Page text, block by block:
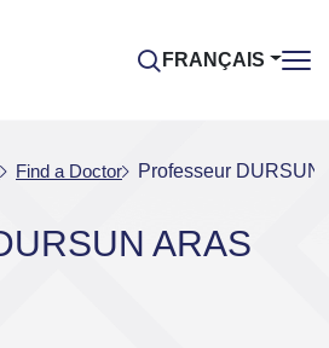
FRANÇAIS
Find a Doctor Professeur DURSUN
ARAS